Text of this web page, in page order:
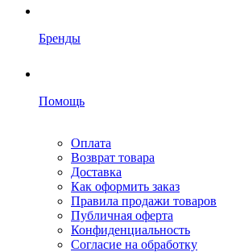
Бренды
Помощь
Оплата
Возврат товара
Доставка
Как оформить заказ
Правила продажи товаров
Публичная оферта
Конфиденциальность
Согласие на обработку